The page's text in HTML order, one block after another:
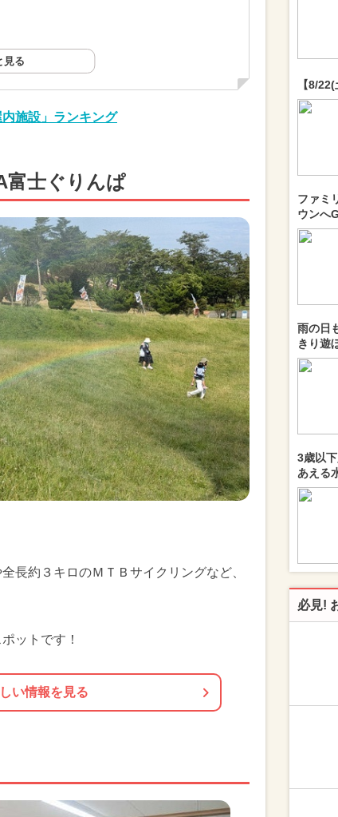
見る
施設」ランキング
富士ぐりんぱ
長約３キロのＭＴＢサイクリングなど、
ットです！
い情報を見る
【8/
ファミ
ウンへ
雨の日
きり遊
3歳以
あえる
必見!